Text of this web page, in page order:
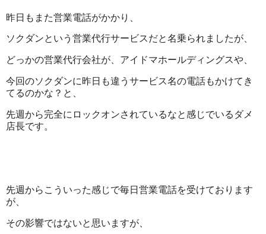
昨日もまた営業電話がかかり、
ソクダンという営業代行サービスだと名乗られましたが、
どっかの営業代行会社が、アイドマホールディングスや、
今回のソクダンに昨日も違うサービス名の電話もかけてき
てるのかな？と、
先週から完全にロックオンされているなと感じでいるダメ
店長です。
先週からこういった感じで毎日営業電話を受けております
が、
その影響ではないと思いますが、